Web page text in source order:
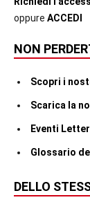
oppure ACCEDI
NON
Scopri i
Scarica la
Eventi
Glossario
DELLO